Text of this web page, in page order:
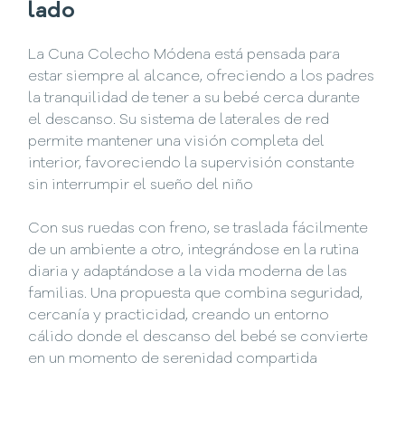
lado
La Cuna Colecho Módena está pensada para
estar siempre al alcance, ofreciendo a los padres
la tranquilidad de tener a su bebé cerca durante
el descanso. Su sistema de laterales de red
permite mantener una visión completa del
interior, favoreciendo la supervisión constante
sin interrumpir el sueño del niño
Con sus ruedas con freno, se traslada fácilmente
de un ambiente a otro, integrándose en la rutina
diaria y adaptándose a la vida moderna de las
familias. Una propuesta que combina seguridad,
cercanía y practicidad, creando un entorno
cálido donde el descanso del bebé se convierte
en un momento de serenidad compartida